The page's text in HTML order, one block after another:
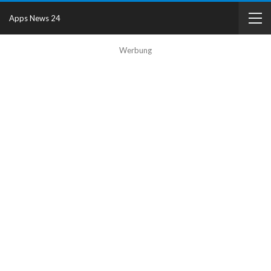
Werbung
Apps News 24